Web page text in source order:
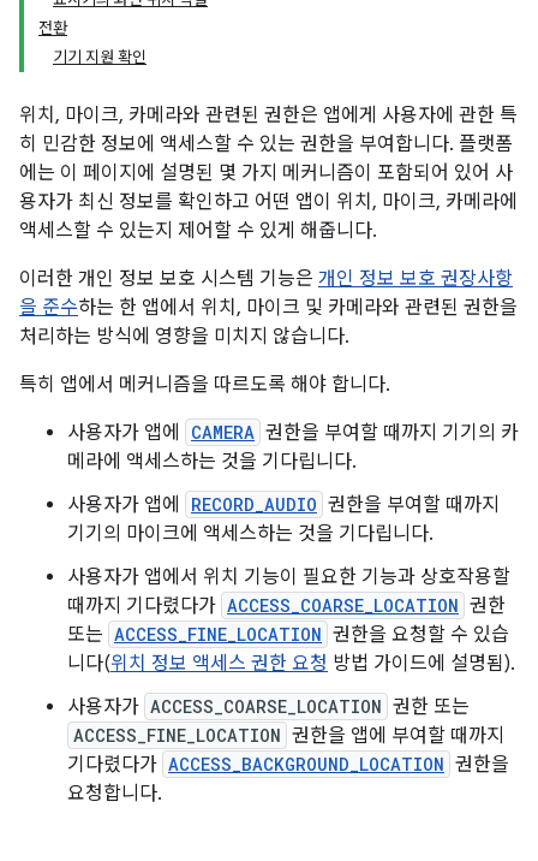
전환
기기 지원 확인
위치, 마이크, 카메라와 관련된 권한은 앱에게 사용자에 관한 특
히 민감한 정보에 액세스할 수 있는 권한을 부여합니다. 플랫폼
에는 이 페이지에 설명된 몇 가지 메커니즘이 포함되어 있어 사
용자가 최신 정보를 확인하고 어떤 앱이 위치, 마이크, 카메라에
액세스할 수 있는지 제어할 수 있게 해줍니다.
이러한 개인 정보 보호 시스템 기능은 개인 정보 보호 권장사항
을 준수하는 한 앱에서 위치, 마이크 및 카메라와 관련된 권한을
처리하는 방식에 영향을 미치지 않습니다.
특히 앱에서 메커니즘을 따르도록 해야 합니다.
사용자가 앱에
CAMERA 권한을 부여할 때까지 기기의 카
메라에 액세스하는 것을 기다립니다.
사용자가 앱에
RECORD_AUDIO 권한을 부여할 때까지
기기의 마이크에 액세스하는 것을 기다립니다.
사용자가 앱에서 위치 기능이 필요한 기능과 상호작용할
때까지 기다렸다가 ACCESS_COARSE_LOCATION 권한
또는 ACCESS_FINE_LOCATION 권한을 요청할 수 있습
니다(위치 정보 액세스 권한 요청 방법 가이드에 설명됨).
사용자가 ACCESS_COARSE_LOCATION 권한 또는
ACCESS_FINE_LOCATION 권한을 앱에 부여할 때까지
기다렸다가 ACCESS_BACKGROUND_LOCATION 권한을
요청합니다.